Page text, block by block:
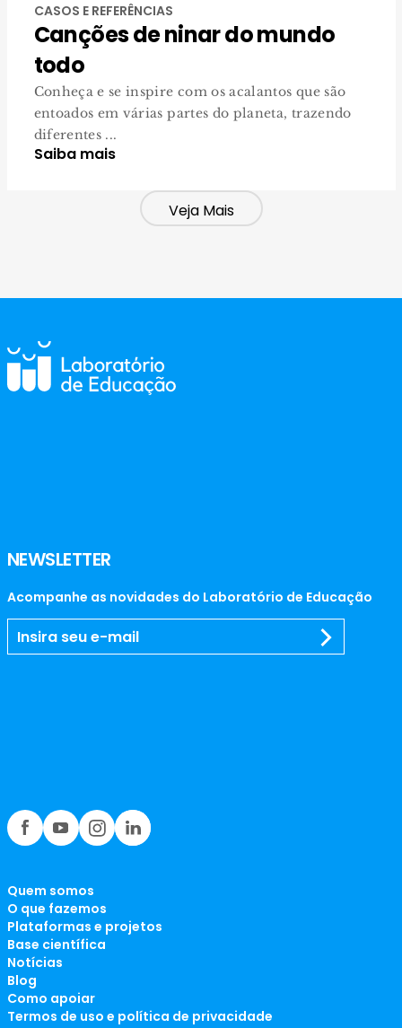
CASOS E REFERÊNCIAS
Canções de ninar do mundo
todo
Conheça e se inspire com os acalantos que são
entoados em várias partes do planeta, trazendo
diferentes ...
Saiba mais
Veja Mais
NEWSLETTER
Acompanhe as novidades do Laboratório de Educação
Quem somos
O que fazemos
Plataformas e projetos
Base científica
Notícias
Blog
Como apoiar
Termos de uso e política de privacidade